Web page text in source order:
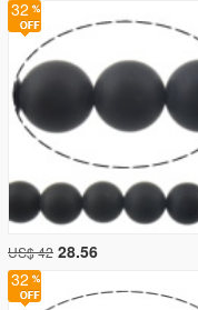
32
US$ 42 28.56
32